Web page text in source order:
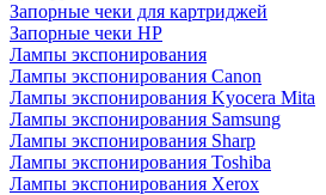
Запорные чеки для картриджей
Запорные чеки HP
Лампы экспонирования
Лампы экспонирования Canon
Лампы экспонирования Kyocera Mita
Лампы экспонирования Samsung
Лампы экспонирования Sharp
Лампы экспонирования Toshiba
Лампы экспонирования Xerox